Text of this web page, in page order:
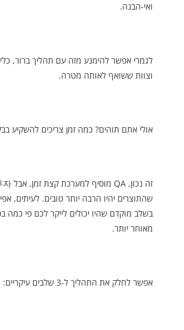
ואי-הבנה.
לגמרי אפשר להימנע מזה עם תהליך ברור,
וצוות ששואף לאותה מטרה.
אולי אתם תוהים? כמה זמן צריכים להשקיע
שהתוצרים יהיו הרבה יותר טובים. לעיתים,
בשלב מוקדם שהיו יכולים לייקר לכם פי כמה
מאוחר יותר.
אפשר לחלק את התהליך ל-3 שלבים עיקריים: